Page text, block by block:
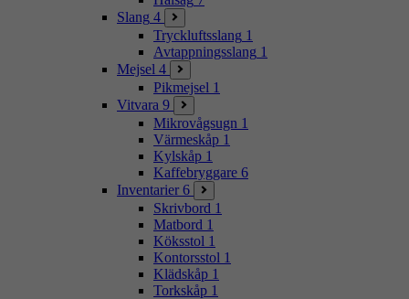
Slang 4
Tryckluftsslang 1
Avtappningsslang 1
Mejsel 4
Pikmejsel 1
Vitvara 9
Mikrovågsugn 1
Värmeskåp 1
Kylskåp 1
Kaffebryggare 6
Inventarier 6
Skrivbord 1
Matbord 1
Köksstol 1
Kontorsstol 1
Klädskåp 1
Torkskåp 1